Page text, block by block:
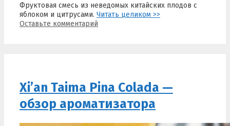
Фруктовая смесь из неведомых китайских плодов с
яблоком и цитрусами. Читать целиком >>
Оставьте комментарий
Xi’an Taima Pina Colada —
обзор ароматизатора